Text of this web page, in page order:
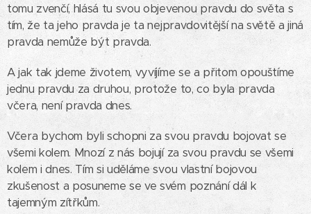
tomu zvenčí, hlásá tu svou objevenou pravdu do světa s
tím, že ta jeho pravda je ta nejpravdovitější na světě a jiná
pravda nemůže být pravda.
A jak tak jdeme životem, vyvíjíme se a přitom opouštíme
jednu pravdu za druhou, protože to, co byla pravda
včera, není pravda dnes.
Včera bychom byli schopni za svou pravdu bojovat se
všemi kolem. Mnozí z nás bojují za svou pravdu se všemi
kolem i dnes. Tím si uděláme svou vlastní bojovou
zkušenost a posuneme se ve svém poznání dál k
tajemným zítřkům.